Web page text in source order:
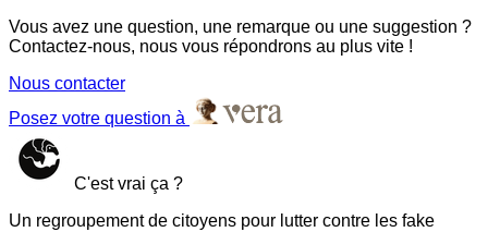
Vous avez une question, une remarque ou une suggestion ?
Contactez-nous, nous vous répondrons au plus vite !
Nous contacter
Posez votre question à
C'est vrai ça ?
Un regroupement de citoyens pour lutter contre les fake